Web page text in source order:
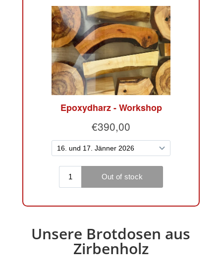
Unsere Brotdosen aus
Zirbenholz